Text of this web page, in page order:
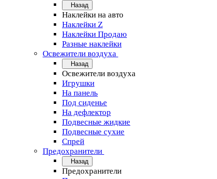
Назад
Наклейки на авто
Наклейки Z
Наклейки Продаю
Разные наклейки
Освежители воздуха
Назад
Освежители воздуха
Игрушки
На панель
Под сиденье
На дефлектор
Подвесные жидкие
Подвесные сухие
Спрей
Предохранители
Назад
Предохранители